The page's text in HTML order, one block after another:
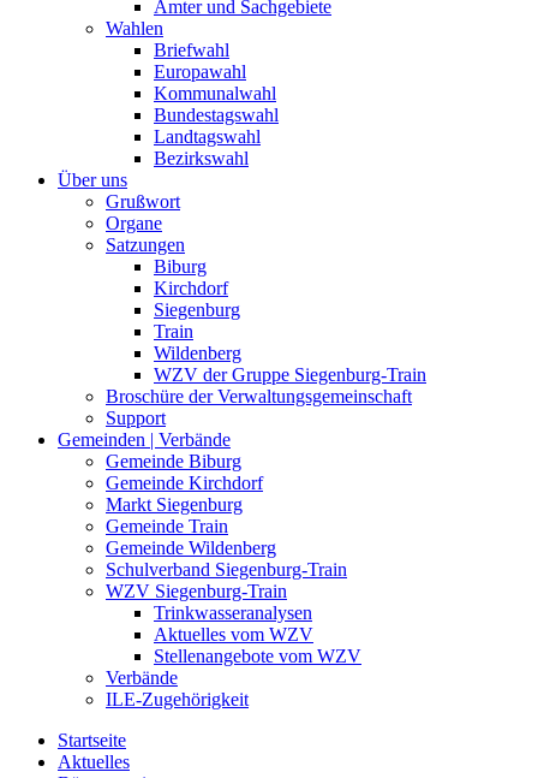
Ämter und Sachgebiete
Wahlen
Briefwahl
Europawahl
Kommunalwahl
Bundestagswahl
Landtagswahl
Bezirkswahl
Über uns
Grußwort
Organe
Satzungen
Biburg
Kirchdorf
Siegenburg
Train
Wildenberg
WZV der Gruppe Siegenburg-Train
Broschüre der Verwaltungsgemeinschaft
Support
Gemeinden | Verbände
Gemeinde Biburg
Gemeinde Kirchdorf
Markt Siegenburg
Gemeinde Train
Gemeinde Wildenberg
Schulverband Siegenburg-Train
WZV Siegenburg-Train
Trinkwasseranalysen
Aktuelles vom WZV
Stellenangebote vom WZV
Verbände
ILE-Zugehörigkeit
Startseite
Aktuelles